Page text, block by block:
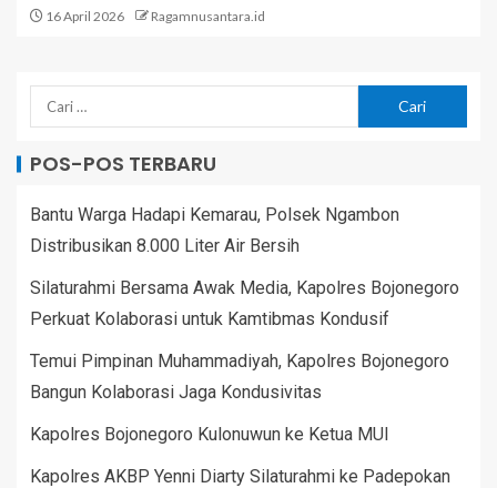
16 April 2026 Ragamnusantara.id
POS-POS TERBARU
Bantu Warga Hadapi Kemarau, Polsek Ngambon
Distribusikan 8.000 Liter Air Bersih
Silaturahmi Bersama Awak Media, Kapolres Bojonegoro
Perkuat Kolaborasi untuk Kamtibmas Kondusif
Temui Pimpinan Muhammadiyah, Kapolres Bojonegoro
Bangun Kolaborasi Jaga Kondusivitas
Kapolres Bojonegoro Kulonuwun ke Ketua MUI
Kapolres AKBP Yenni Diarty Silaturahmi ke Padepokan